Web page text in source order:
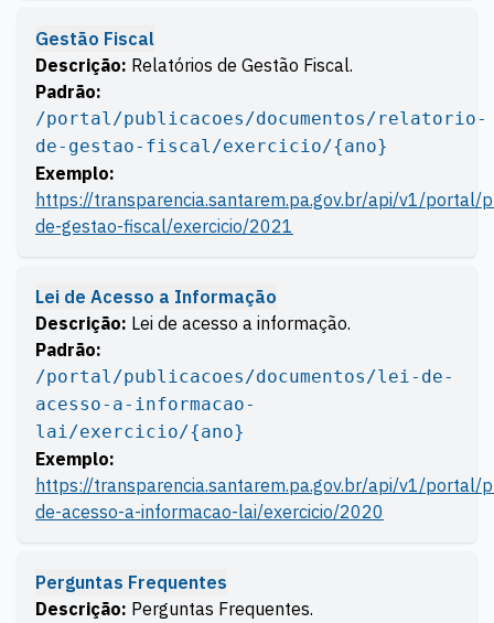
Gestão Fiscal
Descrição: Relatórios de Gestão Fiscal.
Padrão:
/portal/publicacoes/documentos/relatorio-
de-gestao-fiscal/exercicio/{ano}
Exemplo:
https://transparencia.santarem.pa.gov.br/api/v1/portal/
de-gestao-fiscal/exercicio/2021
Lei de Acesso a Informação
Descrição: Lei de acesso a informação.
Padrão:
/portal/publicacoes/documentos/lei-de-
acesso-a-informacao-
lai/exercicio/{ano}
Exemplo:
https://transparencia.santarem.pa.gov.br/api/v1/portal/
de-acesso-a-informacao-lai/exercicio/2020
Perguntas Frequentes
Descrição: Perguntas Frequentes.